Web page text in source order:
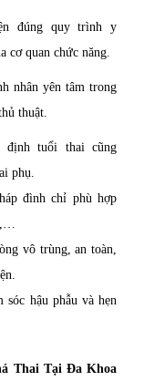
đúng quy trình y
cơ quan chức năng.
nhân yên tâm trong
thuật.
định tuổi thai cũng
phụ.
đình chỉ phù hợp
vô trùng, an toàn,
sóc hậu phẫu và hẹn
Thai Tại Đa Khoa